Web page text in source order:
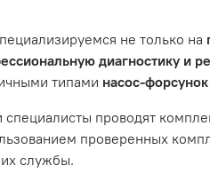
не распространяется на
гарантийный срок.
является расходным
сцепления, свечи
вызваны ДТП,
не только на
диагностику и
типами насос-
проводят
проверенных
службы.